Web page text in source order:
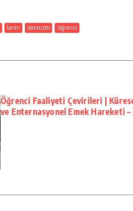
lenin leninizm öğrenci
Öğrenci Faaliyeti Çevirileri |
ve Enternasyonel Emek Hareketi